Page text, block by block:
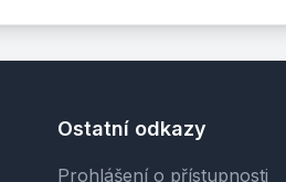
Ostatní odkazy
Prohlášení o přístupnosti